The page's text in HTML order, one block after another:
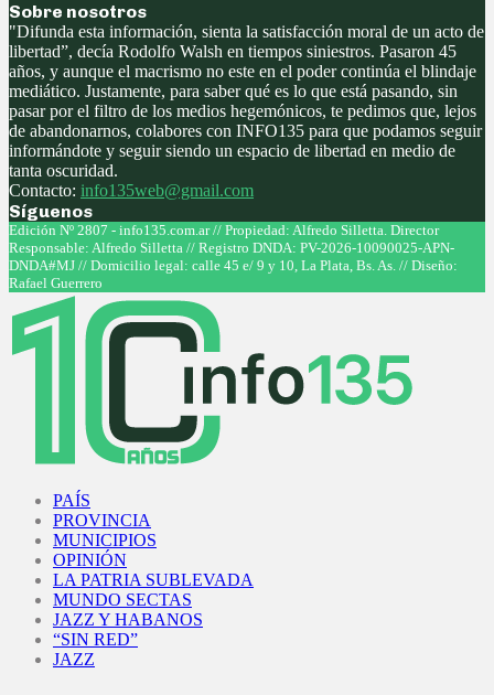
Sobre nosotros
"Difunda esta información, sienta la satisfacción moral de un acto de
libertad”, decía Rodolfo Walsh en tiempos siniestros. Pasaron 45
años, y aunque el macrismo no este en el poder continúa el blindaje
mediático. Justamente, para saber qué es lo que está pasando, sin
pasar por el filtro de los medios hegemónicos, te pedimos que, lejos
de abandonarnos, colabores con INFO135 para que podamos seguir
informándote y seguir siendo un espacio de libertad en medio de
tanta oscuridad.
Contacto: info135web@gmail.com
Síguenos
Facebook
Twitter
Instagram
Youtube
Edición Nº 2807 - info135.com.ar // Propiedad: Alfredo Silletta. Director
Responsable: Alfredo Silletta // Registro DNDA: PV-2026-10090025-APN-
DNDA#MJ // Domicilio legal: calle 45 e/ 9 y 10, La Plata, Bs. As. // Diseño:
Rafael Guerrero
PAÍS
PROVINCIA
MUNICIPIOS
OPINIÓN
LA PATRIA SUBLEVADA
MUNDO SECTAS
JAZZ Y HABANOS
“SIN RED”
JAZZ